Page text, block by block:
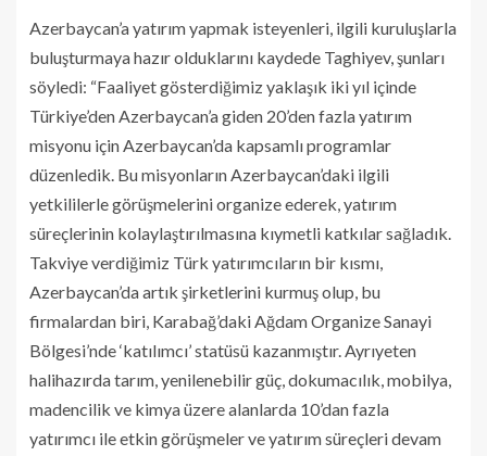
Azerbaycan’a yatırım yapmak isteyenleri, ilgili kuruluşlarla
buluşturmaya hazır olduklarını kaydede Taghiyev, şunları
söyledi: “Faaliyet gösterdiğimiz yaklaşık iki yıl içinde
Türkiye’den Azerbaycan’a giden 20’den fazla yatırım
misyonu için Azerbaycan’da kapsamlı programlar
düzenledik. Bu misyonların Azerbaycan’daki ilgili
yetkililerle görüşmelerini organize ederek, yatırım
süreçlerinin kolaylaştırılmasına kıymetli katkılar sağladık.
Takviye verdiğimiz Türk yatırımcıların bir kısmı,
Azerbaycan’da artık şirketlerini kurmuş olup, bu
firmalardan biri, Karabağ’daki Ağdam Organize Sanayi
Bölgesi’nde ‘katılımcı’ statüsü kazanmıştır. Ayrıyeten
halihazırda tarım, yenilenebilir güç, dokumacılık, mobilya,
madencilik ve kimya üzere alanlarda 10’dan fazla
yatırımcı ile etkin görüşmeler ve yatırım süreçleri devam